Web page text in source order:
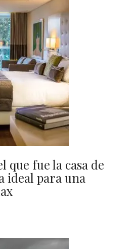
que fue la casa de
ideal para una